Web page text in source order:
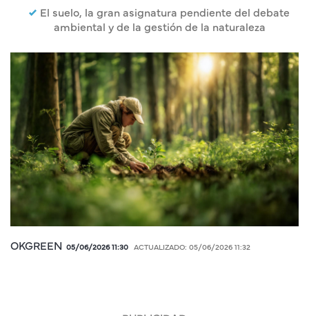
El suelo, la gran asignatura pendiente del debate
ambiental y de la gestión de la naturaleza
OKGREEN 05/06/2026 11:30 ACTUALIZADO: 05/06/2026 11:32